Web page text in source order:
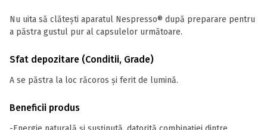
Nu uita să clătești aparatul Nespresso® după preparare pentru
a păstra gustul pur al capsulelor următoare.
Sfat depozitare (Conditii, Grade)
A se păstra la loc răcoros și ferit de lumină.
Beneficii produs